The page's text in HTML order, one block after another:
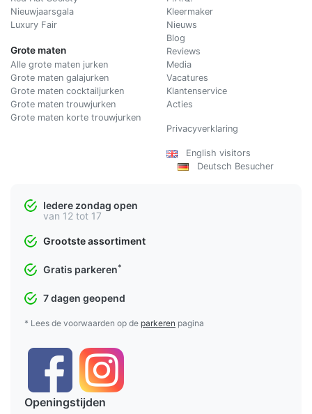
Nieuwjaarsgala
Luxury Fair
Grote maten
Alle grote maten jurken
Grote maten galajurken
Grote maten cocktailjurken
Grote maten trouwjurken
Grote maten korte trouwjurken
Kleermaker
Nieuws
Blog
Reviews
Media
Vacatures
Klantenservice
Acties
Privacyverklaring
English visitors
Deutsch Besucher
Iedere zondag open
van 12 tot 17
Grootste assortiment
Gratis parkeren*
7 dagen geopend
* Lees de voorwaarden op de parkeren pagina
Openingstijden